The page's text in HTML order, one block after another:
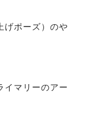
げポーズ）のや
イマリーのアー